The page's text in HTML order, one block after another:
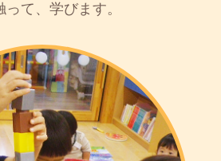
って、学びます。